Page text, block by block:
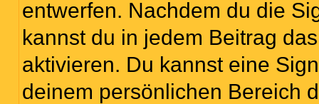
entwerfen. Nachdem du die
kannst du in jedem Beitrag
aktivieren. Du kannst eine
deinem persönlichen Bereich